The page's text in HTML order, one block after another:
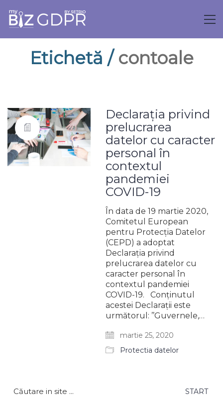
Etichetă / contoale
Declaraţia privind
prelucrarea
datelor cu caracter
personal în
contextul
pandemiei
COVID-19
În data de 19 martie 2020,
Comitetul European
pentru Protecţia Datelor
(CEPD) a adoptat
Declaraţia privind
prelucrarea datelor cu
caracter personal în
contextul pandemiei
COVID-19. Conținutul
acestei Declarații este
următorul: ’’Guvernele,…
martie 25, 2020
Protectia datelor